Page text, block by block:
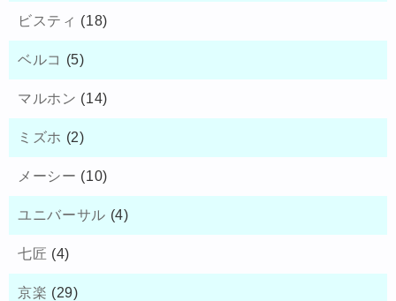
ビスティ (18)
ベルコ (5)
マルホン (14)
ミズホ (2)
メーシー (10)
ユニバーサル (4)
七匠 (4)
京楽 (29)